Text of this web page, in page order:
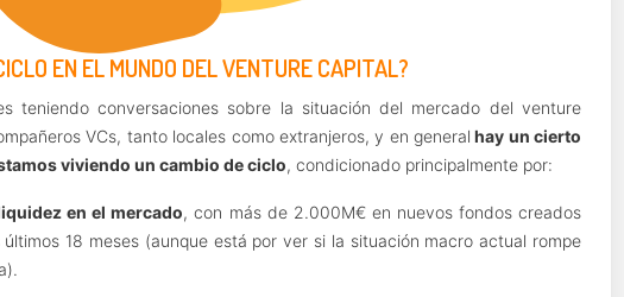
EN EL MUNDO DEL VENTURE CAPITAL?
teniendo conversaciones sobre la situación del mercado del venture
VCs, tanto locales como extranjeros, y en general hay un cierto
viviendo un cambio de ciclo, condicionado principalmente por:
en el mercado, con más de 2.000M€ en nuevos fondos creados
últimos 18 meses (aunque está por ver si la situación macro actual rompe